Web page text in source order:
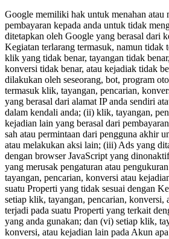
Google memiliki hak untuk menahan atau
pembayaran kepada anda untuk tidak
ditetapkan oleh Google yang berasal dari
Kegiatan terlarang termasuk, namun tidak
klik yang tidak benar, tayangan tidak
konversi tidak benar, atau kejadiak tidak
dilakukan oleh seseorang, bot, program
termasuk klik, tayangan, pencarian,
yang berasal dari alamat IP anda sendiri
dalam kendali anda; (ii) klik, tayangan,
kejadian lain yang berasal dari
sah atau permintaan dari pengguna akhir
atau melakukan aksi lain; (iii) Ads yang
dengan browser JavaScript yang
yang merusak pengaturan atau
tayangan, pencarian, konversi atau
suatu Properti yang tidak sesuai dengan
setiap klik, tayangan, pencarian, konversi,
terjadi pada suatu Properti yang terkait
yang anda gunakan; dan (vi) setiap klik,
konversi, atau kejadian lain pada Akun